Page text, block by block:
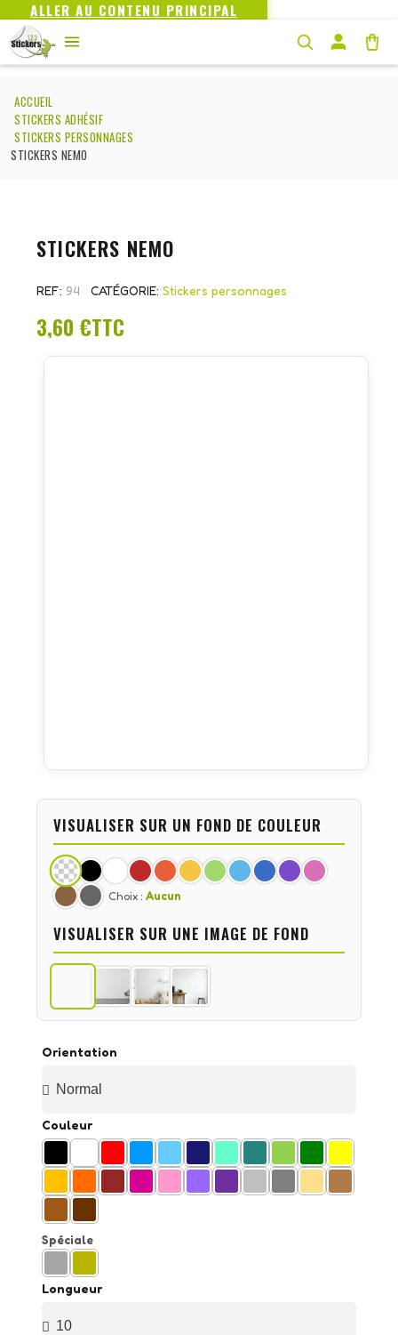
ALLER AU CONTENU PRINCIPAL
ACCUEIL
STICKERS ADHÉSIF
STICKERS PERSONNAGES
STICKERS NEMO
STICKERS NEMO
REF 94 CATÉGORIE Stickers personnages
3,60 €TTC
Orientation
Couleur
Spéciale
Longueur
VISUALISER SUR UN FOND DE COULEUR
Choix : Aucun
VISUALISER SUR UNE IMAGE DE FOND